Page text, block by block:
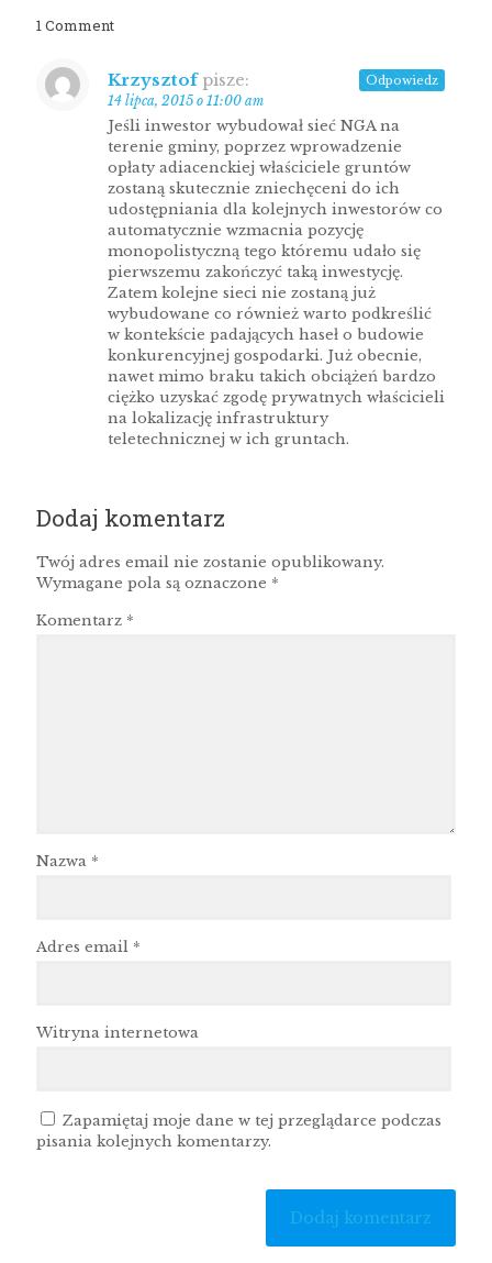
1 Comment
Krzysztof pisze:
14 lipca, 2015 o 11:00 am
Jeśli inwestor wybudował sieć NGA na
terenie gminy, poprzez wprowadzenie
opłaty adiacenckiej właściciele gruntów
zostaną skutecznie zniechęceni do ich
udostępniania dla kolejnych inwestorów co
automatycznie wzmacnia pozycję
monopolistyczną tego któremu udało się
pierwszemu zakończyć taką inwestycję.
Zatem kolejne sieci nie zostaną już
wybudowane co również warto podkreślić
w kontekście padających haseł o budowie
konkurencyjnej gospodarki. Już obecnie,
nawet mimo braku takich obciążeń bardzo
ciężko uzyskać zgodę prywatnych właścicieli
na lokalizację infrastruktury
teletechnicznej w ich gruntach.
Odpowiedz
Dodaj komentarz
Twój adres email nie zostanie opublikowany.
Wymagane pola są oznaczone *
Komentarz *
Nazwa *
Adres email *
Witryna internetowa
Zapamiętaj moje dane w tej przeglądarce podczas
pisania kolejnych komentarzy.